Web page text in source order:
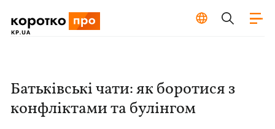
Батьківські чати: як боротися з
конфліктами та булінгом